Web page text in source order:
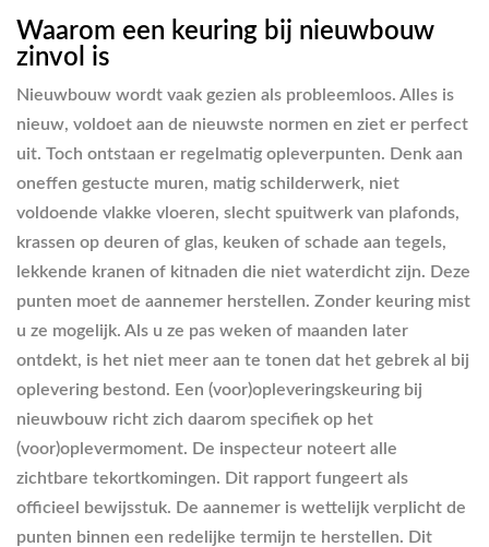
Waarom een keuring bij nieuwbouw
zinvol is
Nieuwbouw wordt vaak gezien als probleemloos. Alles is
nieuw, voldoet aan de nieuwste normen en ziet er perfect
uit. Toch ontstaan er regelmatig opleverpunten. Denk aan
oneffen gestucte muren, matig schilderwerk, niet
voldoende vlakke vloeren, slecht spuitwerk van plafonds,
krassen op deuren of glas, keuken of schade aan tegels,
lekkende kranen of kitnaden die niet waterdicht zijn. Deze
punten moet de aannemer herstellen. Zonder keuring mist
u ze mogelijk. Als u ze pas weken of maanden later
ontdekt, is het niet meer aan te tonen dat het gebrek al bij
oplevering bestond. Een (voor)opleveringskeuring bij
nieuwbouw richt zich daarom specifiek op het
(voor)oplevermoment. De inspecteur noteert alle
zichtbare tekortkomingen. Dit rapport fungeert als
officieel bewijsstuk. De aannemer is wettelijk verplicht de
punten binnen een redelijke termijn te herstellen. Dit